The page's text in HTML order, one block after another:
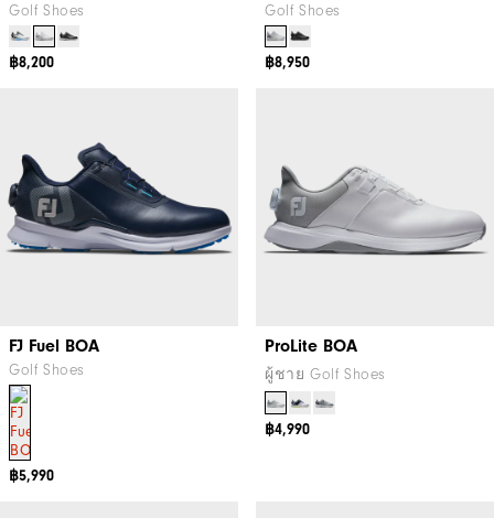
Golf Shoes
฿8,200
Golf Shoes
฿8,950
FJ Fuel BOA
Golf Shoes
฿5,990
ProLite BOA
ผู้ชาย Golf Shoes
฿4,990